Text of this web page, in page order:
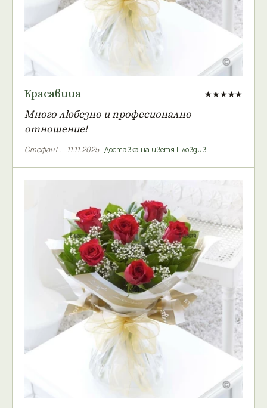
Красавица ★★★★★
Много любезно и професионално
отношение!
Стефан Г. , 11.11.2025· Доставка на цветя Пловдив